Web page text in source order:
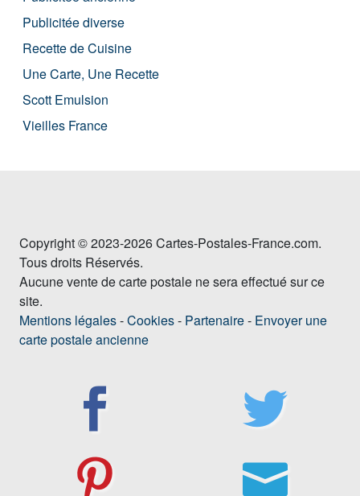
Publicitée diverse
Recette de Cuisine
Une Carte, Une Recette
Scott Emulsion
Vieilles France
Copyright © 2023-2026 Cartes-Postales-France.com.
Tous droits Réservés.
Aucune vente de carte postale ne sera effectué sur ce
site.
Mentions légales-Cookies- Partenaire- Envoyer une
carte postale ancienne